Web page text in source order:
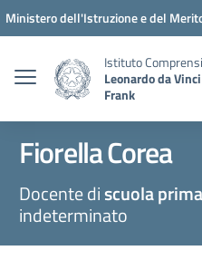
Vai ai contenuti
Vai al menu di navigazione
Vai al footer
Ministero dell'Istruzione e del
Istituto
Leonardo da
Frank
Fiorella Corea
Docente discuola
indeterminato